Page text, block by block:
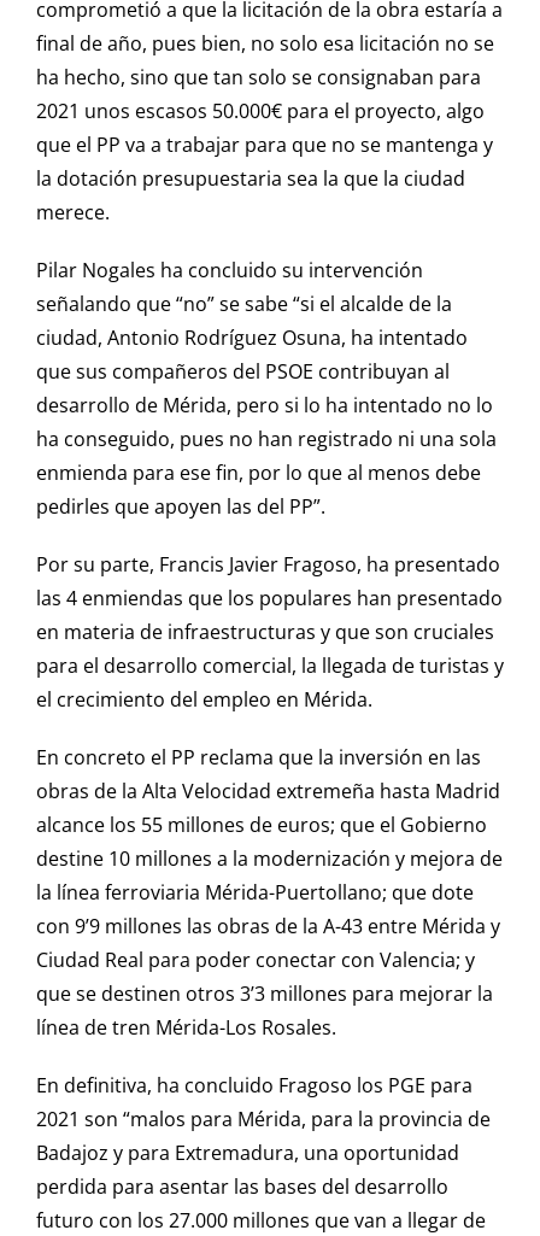
comprometió a que la licitación de la obra estaría a
final de año, pues bien, no solo esa licitación no se
ha hecho, sino que tan solo se consignaban para
2021 unos escasos 50.000€ para el proyecto, algo
que el PP va a trabajar para que no se mantenga y
la dotación presupuestaria sea la que la ciudad
merece.
Pilar Nogales ha concluido su intervención
señalando que “no” se sabe “si el alcalde de la
ciudad, Antonio Rodríguez Osuna, ha intentado
que sus compañeros del PSOE contribuyan al
desarrollo de Mérida, pero si lo ha intentado no lo
ha conseguido, pues no han registrado ni una sola
enmienda para ese fin, por lo que al menos debe
pedirles que apoyen las del PP”.
Por su parte, Francis Javier Fragoso, ha presentado
las 4 enmiendas que los populares han presentado
en materia de infraestructuras y que son cruciales
para el desarrollo comercial, la llegada de turistas y
el crecimiento del empleo en Mérida.
En concreto el PP reclama que la inversión en las
obras de la Alta Velocidad extremeña hasta Madrid
alcance los 55 millones de euros; que el Gobierno
destine 10 millones a la modernización y mejora de
la línea ferroviaria Mérida-Puertollano; que dote
con 9’9 millones las obras de la A-43 entre Mérida y
Ciudad Real para poder conectar con Valencia; y
que se destinen otros 3’3 millones para mejorar la
línea de tren Mérida-Los Rosales.
En definitiva, ha concluido Fragoso los PGE para
2021 son “malos para Mérida, para la provincia de
Badajoz y para Extremadura, una oportunidad
perdida para asentar las bases del desarrollo
futuro con los 27.000 millones que van a llegar de